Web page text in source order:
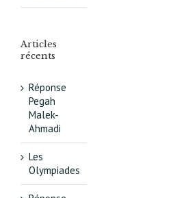
Articles
récents
Réponse
Pegah
Malek-
Ahmadi
Les
Olympiades